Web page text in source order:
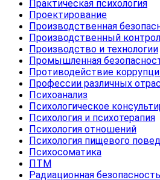
Практическая психология
Проектирование
Производственная
Производственный
Производство и технологии
Промышленная
Противодействие
Профессии различных
Психоанализ
Психологическое
Психология и психотерапия
Психология отношений
Психология пищевого
Психосоматика
ПТМ
Радиационная